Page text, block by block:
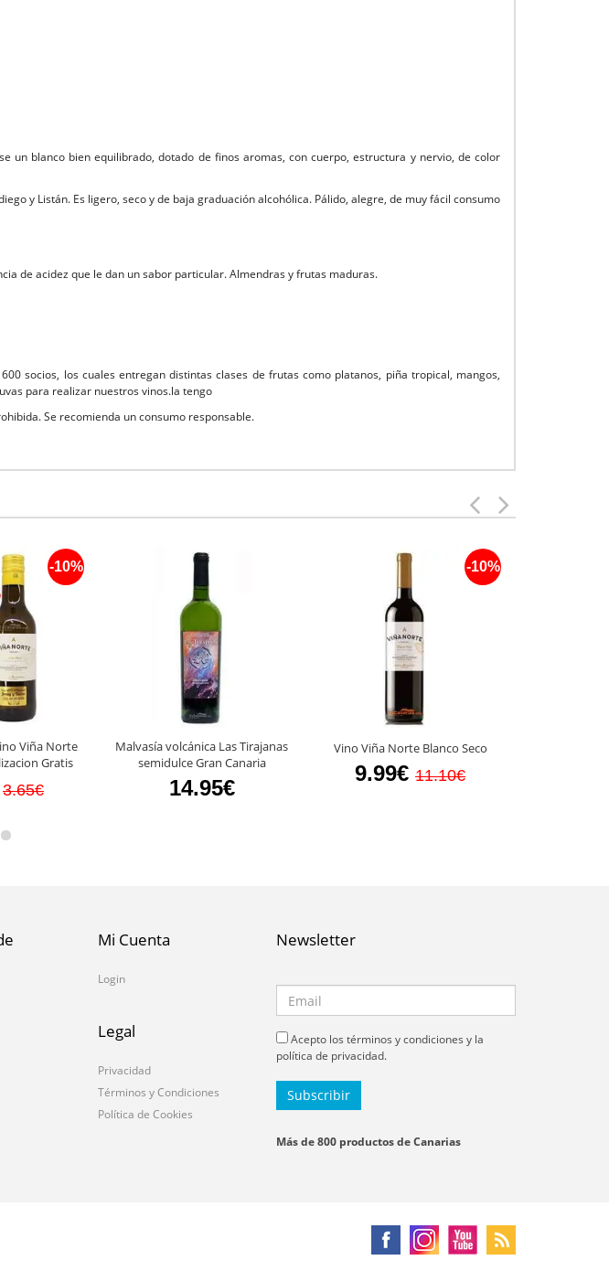
un blanco bien equilibrado, dotado de finos aromas, con cuerpo, estructura y nervio, de color
y Listán. Es ligero, seco y de baja graduación alcohólica. Pálido, alegre, de muy fácil consumo
de acidez que le dan un sabor particular. Almendras y frutas maduras.
socios, los cuales entregan distintas clases de frutas como platanos, piña tropical, mangos,
para realizar nuestros vinos.la tengo
Se recomienda un consumo responsable.
Viña Norte
Gratis
-10%
3.65€
Malvasía volcánica Las Tirajanas
semidulce Gran Canaria
14.95€
Vino Viña Norte Blanco Seco
9.99€
-10%
11.10€
Mi Cuenta
Login
Legal
Privacidad
Términos y Condiciones
Política de Cookies
Newsletter
Acepto los términos y condiciones y la
política de privacidad.
Más de 800 productos de Canarias